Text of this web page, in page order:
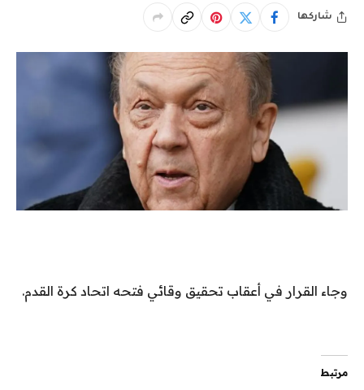
شاركها
وجاء القرار في أعقاب تحقيق وقائي فتحه اتحاد كرة القدم.
مرتبط